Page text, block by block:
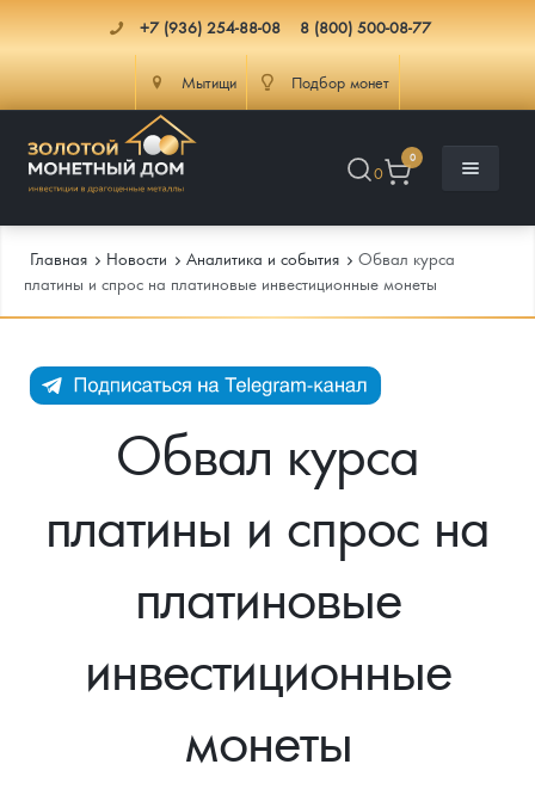
+7 (936) 254-88-08 8 (800) 500-08-77
Мытищи Подбор монет
0
0
Каталог Монет
Инвестиционные монеты
Памятные монеты России и СССР
Монеты Царской России
Монеты стран мира после 1950г
Монеты и жетоны ЗМД
Георгий Победоносец
Золотой червонец Сеятель
Инфо
Как сделать заказ
Выкуп монет
Памятка для работы с монетами из драгметаллов
Распродажа монет и жетонов
Аналитика и события
Итоги 2025 года. Прогноз курсов золота, серебра, платины на
Курс золота и серебра
Главная Новости Аналитика и события
Обвал курса
платины и спрос на платиновые инвестиционные монеты
Обвал курса
платины и спрос на
платиновые
инвестиционные
монеты